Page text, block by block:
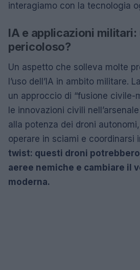
interagiamo con la tecnologia
IA e applicazioni militari:
pericoloso?
Un aspetto che solleva molte
l’uso dell’IA in ambito militare.
un approccio di “fusione civile-
le innovazioni civili
alla potenza dei droni
operare in sciami e coordinarsi
twist: questi droni
aeree nemiche e cambiare il
moderna.